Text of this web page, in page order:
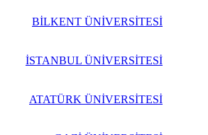
BİLKENT ÜNİVERSİTESİ
İSTANBUL ÜNİVERSİTESİ
ATATÜRK ÜNİVERSİTESİ